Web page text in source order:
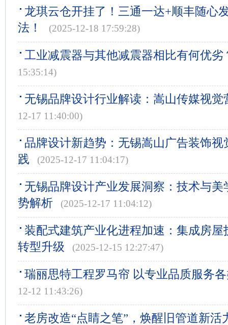
龙琪云仓开挂了！三通一达+顺丰随心
法！
(2025-12-18 17:59:28)
工业减震器与其他减震器相比有何优劣
15:35:14)
无锡品牌设计行业解读：嵩山传媒视觉
12-17 11:40:00)
品牌设计新趋势：无锡嵩山广告装饰视
践
(2025-12-17 11:04:17)
无锡品牌设计产业发展洞察：技术与美
势解析
(2025-12-17 11:04:12)
装配式建筑产业化进程加速：集成房屋
转型升级
(2025-12-15 12:27:47)
瑞丽思特工程罗马帘 以专业品质服务
12-12 11:43:26)
老房改造“点睛之笔”，焕醒旧管道新